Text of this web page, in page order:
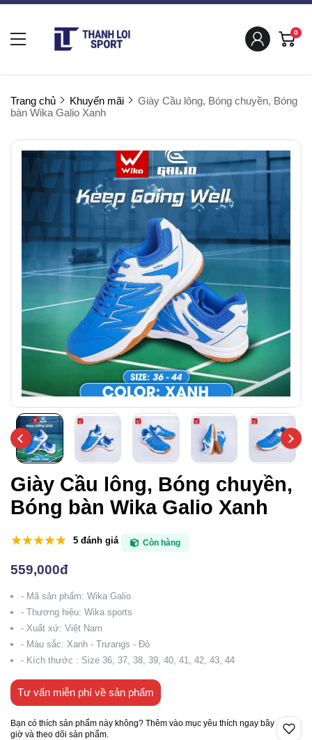
0
Trang chủ Khuyến mãi
Giày Cầu lông, Bóng chuyền, Bóng
bàn Wika Galio Xanh
Giày Cầu lông, Bóng chuyền,
Bóng bàn Wika Galio Xanh
5 đánh giá Còn hàng
559,000đ
- Mã sản phẩm: Wika Galio
- Thương hiệu: Wika sports
- Xuất xứ: Việt Nam
- Màu sắc: Xanh - Trưangs - Đỏ
- Kích thước : Size 36, 37, 38, 39, 40, 41, 42, 43, 44
Tư vấn miễn phí về sản phẩm
Bạn có thích sản phẩm này không? Thêm vào mục yêu thích ngay bây
giờ và theo dõi sản phẩm.